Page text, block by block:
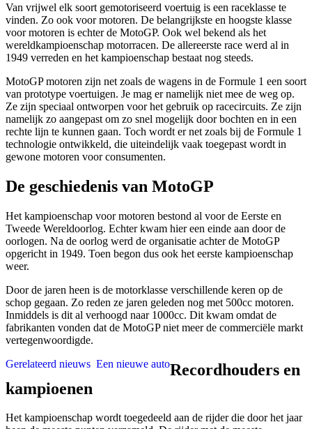
Van vrijwel elk soort gemotoriseerd voertuig is een raceklasse te
vinden. Zo ook voor motoren. De belangrijkste en hoogste klasse
voor motoren is echter de MotoGP. Ook wel bekend als het
wereldkampioenschap motorracen. De allereerste race werd al in
1949 verreden en het kampioenschap bestaat nog steeds.
MotoGP motoren zijn net zoals de wagens in de Formule 1 een soort
van prototype voertuigen. Je mag er namelijk niet mee de weg op.
Ze zijn speciaal ontworpen voor het gebruik op racecircuits. Ze zijn
namelijk zo aangepast om zo snel mogelijk door bochten en in een
rechte lijn te kunnen gaan. Toch wordt er net zoals bij de Formule 1
technologie ontwikkeld, die uiteindelijk vaak toegepast wordt in
gewone motoren voor consumenten.
De geschiedenis van MotoGP
Het kampioenschap voor motoren bestond al voor de Eerste en
Tweede Wereldoorlog. Echter kwam hier een einde aan door de
oorlogen. Na de oorlog werd de organisatie achter de MotoGP
opgericht in 1949. Toen begon dus ook het eerste kampioenschap
weer.
Door de jaren heen is de motorklasse verschillende keren op de
schop gegaan. Zo reden ze jaren geleden nog met 500cc motoren.
Inmiddels is dit al verhoogd naar 1000cc. Dit kwam omdat de
fabrikanten vonden dat de MotoGP niet meer de commerciële markt
vertegenwoordigde.
Gerelateerd nieuws Een nieuwe autoRecordhouders en
kampioenen
Het kampioenschap wordt toegedeeld aan de rijder die door het jaar